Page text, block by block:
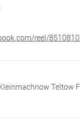
reel/
Teltow